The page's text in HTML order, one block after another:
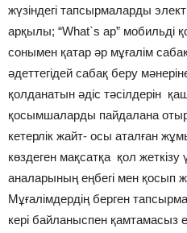
жүзіндегі тапсырмаларды
арқылы; “What`s ap”
сонымен қатар әр мұғалім
әдеттегідей сабақ беру
қолданатын әдіс тәсілдерін
қосымшаларды пайдалана
кетерлік жайт- осы аталған
көздеген мақсатқа қол
аналарының еңбегі мен қосып
Мұғалімдердің берген
кері байланыспен қамтамасыз